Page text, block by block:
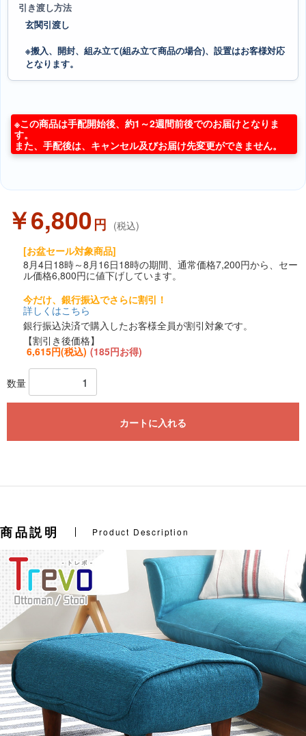
引き渡し方法
玄関引渡し
※搬入、開封、組み立て(組み立て商品の場合)、設置はお客様対応
となります。
※この商品は手配開始後、約1～2週間前後でのお届けとなりま
す。
また、手配後は、キャンセル及びお届け先変更ができません。
￥6,800円 (税込)
[お盆セール対象商品]
8月4日18時～8月16日18時の期間、通常価格7,200円から、セー
ル価格6,800円に値下げしています。
今だけ、銀行振込でさらに割引！
詳しくはこちら
銀行振込決済で購入したお客様全員が割引対象です。
【割引き後価格】
6,615円(税込) (185円お得)
数量
カートに入れる
商品説明 Product Description